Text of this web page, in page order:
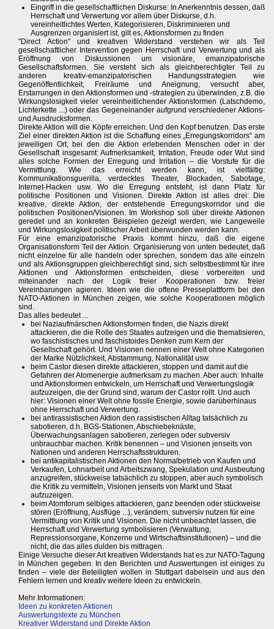
Eingriff in die gesellschaftlichen Diskurse: In Anerkenntnis dessen, daß
Herrschaft und Verwertung vor allem über Diskurse, d.h.
vereinheitlichtes Werten, Kategorisieren, Diskriminieren und
Ausgrenzen organisiert ist, gilt es, Aktionsformen zu finden
"Direct Action" und kreativen Widerstand verstehen wir als Teil
gesellschaftlicher Intervention gegen Herrschaft und Verwertung und als
Eröffnung von Diskussionen um visionäre, emanzipatorische
Gesellschaftsformen. Sie versteht sich als gleichberechtigter Teil zu
anderen kreativ-emanzipatorischen Handungsstrategien wie
Gegenöffentlichkeit, Freiräume und Aneignung, versucht aber,
Erstarrungen in den Aktionsformen und -strategien zu überwinden, z.B. die
Wirkungslosigkeit vieler vereinheitlichender Aktionsformen (Latschdemo,
Lichterkette ...) oder das Gegeneinander aufgrund verschiedener Aktions-
und Ausdrucksformen.
Direkte Aktion will die Köpfe erreichen. Und den Kopf benutzen. Das erste
Ziel einer direkten Aktion ist die Schaffung eines „Erregungskorridors“ am
jeweiligen Ort, bei den die Aktion erlebenden Menschen oder in der
Gesellschaft insgesamt: Aufmerksamkeit, Irritation, Freude oder Wut sind
alles solche Formen der Erregung und Irritation – die Vorstufe für die
Vermittlung. Wie das erreicht werden kann, ist vielfältig:
Kommunikationsguerilla, verdecktes Theater, Blockaden, Sabotage,
Internet-Hacken usw. Wo die Erregung entsteht, ist dann Platz für
politische Positionen und Visionen. Direkte Aktion ist alles drei: Die
kreative, direkte Aktion, der entstehende Erregungskorridor und die
politischen Positionen/Visionen. Im Workshop soll über direkte Aktionen
geredet und an konkreten Beispielen gezeigt werden, wie Langeweile
und Wirkungslosigkeit politischer Arbeit überwunden werden kann.
Für eine emanzipatorische Praxis kommt hinzu, daß die eigene
Organisationsform Teil der Aktion. Organisierung von unten bedeutet, daß
nicht einzelne für alle handeln oder sprechen, sondern das alle einzeln
und als Aktionsgruppen gleichberechtigt sind, sich selbstbestimmt für ihre
Aktionen und Aktionsformen entscheiden, diese vorbereiten und
miteinander nach der Logik freier Kooperationen bzw. freier
Vereinbarungen agieren. Ideen wie die offene Presseplattform bei den
NATO-Aktionen in München zeigen, wie solche Kooperationen möglich
sind.
Das alles bedeutet ...
bei Naziaufmärschen Aktionsformen finden, die Nazis direkt
attackieren, die die Rolle des Staates aufzeigen und die thematisieren,
wo faschistisches und faschistoides Denken zum Kern der
Gesellschaft gehört. Und Visionen nennen einer Welt ohne Kategorien
der Marke Nützlichkeit, Abstammung, Nationalität usw.
beim Castor diesen direkte attackieren, stoppen und damit auf die
Gefahren der Atomenergie aufmerksam zu machen. Aber auch: Inhalte
und Aktionsformen entwickeln, um Herrschaft und Verwertungslogik
aufzuzeigen, die der Grund sind, warum der Castor rollt. Und auch
hier: Visionen einer Welt ohne fossile Energie, sowie darüberhinaus
ohne Herrschaft und Verwertung.
bei antirassistischen Aktion den rassistischen Alltag tatsächlich zu
sabotieren, d.h. BGS-Stationen, Abschiebeknäste,
Überwachungsanlagen sabotieren, zerlegen oder subversiv
unbrauchbar machen. Kritik benennen – und Visionen jenseits von
Nationen und anderen Herrschaftsstrukturen.
bei antikapitalistischen Aktionen den Normalbetrieb von Kaufen und
Verkaufen, Lohnarbeit und Arbeitszwang, Spekulation und Ausbeutung
anzugreifen, stückweise tatsächlich zu stoppen, aber auch symbolisch
die Kritik zu vermitteln, Visionen jenseits von Markt und Staat
aufzuzeigen.
beim Atomforum selbiges attackieren, ganz beenden oder stückweise
stören (Eröffnung, Ausflüge ...), verändern, subversiv nutzen für eine
Vermittlung von Kritik und Visionen. Die nicht unbeachtet lassen, die
Herrschaft und Verwertung symbolisieren (Verwaltung,
Repressionsorgane, Konzerne und Wirtschaftsinstitutionen) – und die
nicht, die das alles dulden bis mittragen.
Einige Versuche dieser Art kreativen Widerstands hat es zur NATO-Tagung
in München gegeben. In den Berichten und Auswertungen ist einiges zu
finden – viele der Beteiligten wollen in Stuttgart dabeisein und aus den
Fehlern lernen und kreativ weitere Ideen zu entwickeln.
Mehr Informationen:
Ideen zu konkreten Aktionen
Auswertungstexte zu München
Kreativer Widerstand und Direkte Aktion